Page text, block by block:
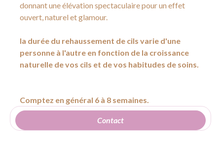
Contact
donnant une élévation spectaculaire pour un effet
ouvert, naturel et glamour.
la durée du rehaussement de cils varie d'une
personne à l'autre en fonction de la croissance
naturelle de vos cils et de vos habitudes de soins.
Comptez en général 6 à 8 semaines.